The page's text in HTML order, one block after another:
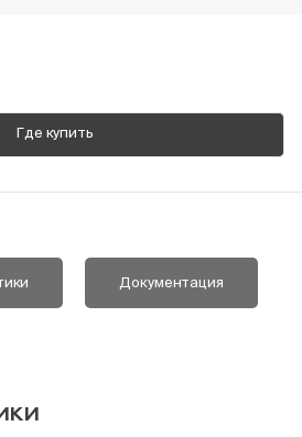
Где купить
Документация